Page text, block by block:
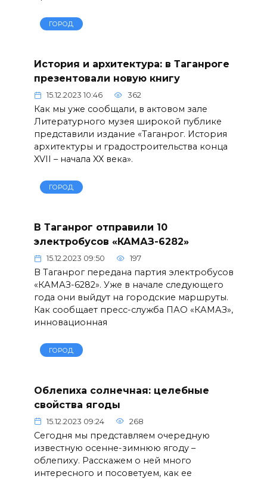
ГОРОД
История и архитектура: в Таганроге
презентовали новую книгу
15.12.2023 10:46 362
Как мы уже сообщали, в актовом зале
Литературного музея широкой публике
представили издание «Таганрог. История
архитектуры и градостроительства конца
XVII – начала XX века».
ГОРОД
В Таганрог отправили 10
электробусов «КАМАЗ-6282»
15.12.2023 09:50 197
В Таганрог передана партия электробусов
«КАМАЗ-6282». Уже в начале следующего
года они выйдут на городские маршруты.
Как сообщает пресс-служба ПАО «КАМАЗ»,
инновационная
ГОРОД
Облепиха солнечная: целебные
свойства ягоды
15.12.2023 09:24 268
Сегодня мы представляем очередную
известную осенне-зимнюю ягоду –
облепиху. Расскажем о ней много
интересного и посоветуем, как ее